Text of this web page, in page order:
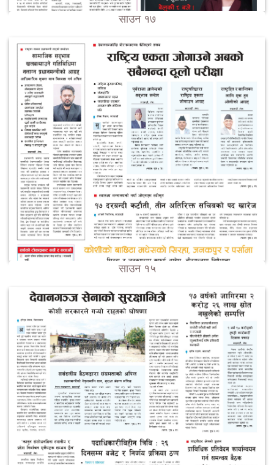
साउन १७
साउन १५